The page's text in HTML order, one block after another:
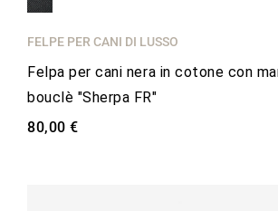
FELPE PER CANI DI LUSSO
Felpa per cani nera in cotone con
bouclè "Sherpa FR"
80,00 €